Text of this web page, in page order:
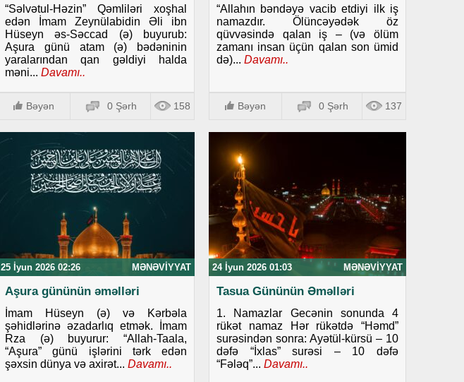
“Səlvətul-Həzin” Qəmliləri xoşhal
edən İmam Zeynülabidin Əli ibn
Hüseyn əs-Səccad (ə) buyurub:
Aşura günü atam (ə) bədəninin
yaralarından qan gəldiyi halda
məni... Davamı..
Bəyən 0 Şərh 158
“Allahın bəndəyə vacib etdiyi ilk iş
namazdır. Ölüncəyədək öz
qüvvəsində qalan iş – (və ölüm
zamanı insan üçün qalan son ümid
də)... Davamı..
Bəyən 0 Şərh 137
25 İyun 2026 02:26 MƏNƏVIYYAT
Aşura gününün əməlləri
İmam Hüseyn (ə) və Kərbəla
şəhidlərinə əzadarlıq etmək. İmam
Rza (ə) buyurur: “Allah-Taala,
“Aşura” günü işlərini tərk edən
şəxsin dünya və axirət... Davamı..
24 İyun 2026 01:03 MƏNƏVIYYAT
Tasua Gününün Əməlləri
1. Namazlar Gecənin sonunda 4
rükət namaz Hər rükətdə “Həmd”
surəsindən sonra: Ayətül-kürsü – 10
dəfə “İxlas” surəsi – 10 dəfə
“Fələq”... Davamı..